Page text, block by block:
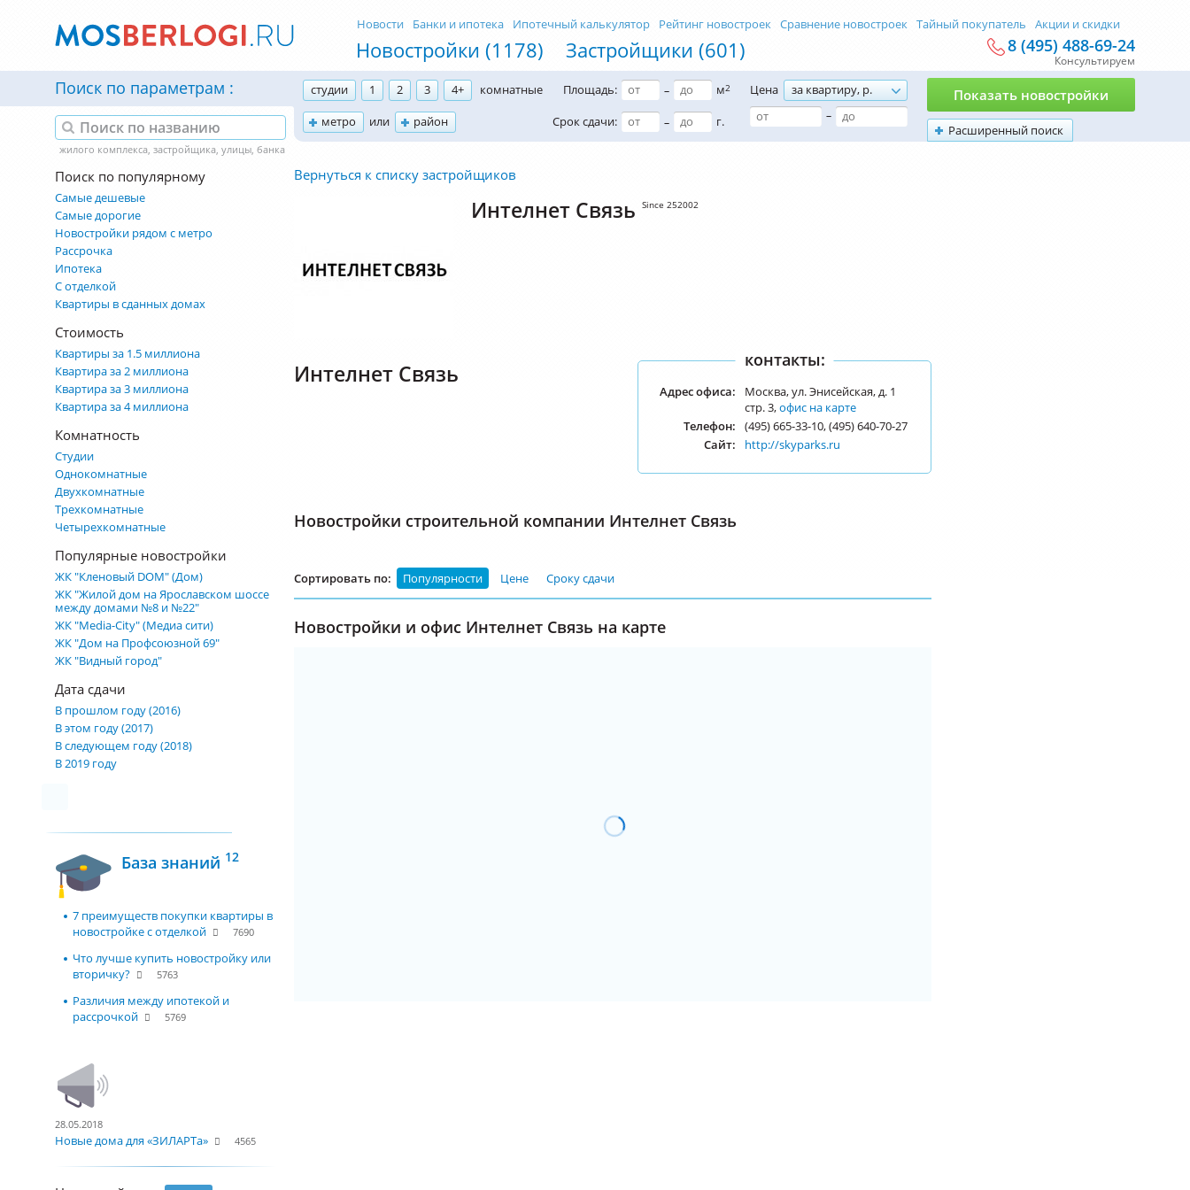
Новостройки (1178) Застройщики (601)
Новости Банки и ипотека Ипотечный калькулятор Рейтинг новостроек Сравнение новостроек Тайный покупатель Акции и скидки
8 (495) 488-69-24
Консультируем
Поиск по параметрам студии 1 2 3 4+
комнатные
метро
или район
Площадь: – м2
Срок сдачи: – г.
Цена
за квартиру, р.
–
Расширенный поиск
Показать новостройки
Поиск по популярному
Самые дешевые
Самые дорогие
Новостройки рядом с метро
Рассрочка
Ипотека
С отделкой
Квартиры в сданных домах
Стоимость
Квартиры за 1.5 миллиона
Квартира за 2 миллиона
Квартира за 3 миллиона
Квартира за 4 миллиона
Комнатность
Студии
Однокомнатные
Двухкомнатные
Трехкомнатные
Четырехкомнатные
Популярные новостройки
ЖК "Кленовый DOM" (Дом)
ЖК "Жилой дом на Ярославском шоссе
между домами №8 и №22"
ЖК "Media-City" (Медиа сити)
ЖК "Дом на Профсоюзной 69"
ЖК "Видный город"
Дата сдачи
В прошлом году (2016)
В этом году (2017)
В следующем году (2018)
В 2019 году
База знаний 12
7 преимуществ покупки квартиры в
новостройке с отделкой
7690
Что лучше купить новостройку или
вторичку?
5763
Различия между ипотекой и
рассрочкой
5769
28.05.2018
Новые дома для «ЗИЛАРТа» 4565
Вернуться к списку застройщиков
Интелнет Связь Since 252002
контакты:
Адрес офиса:
Москва, ул. Энисейская, д. 1
стр. 3,офис на карте
Телефон:
(495) 665-33-10, (495) 640-70-27
Сайт:
http://skyparks.ru
Интелнет Связь
Новостройки строительной компании Интелнет Связь
Сортировать по: Популярности Цене Сроку сдачи
Новостройки и офис Интелнет Связь на карте